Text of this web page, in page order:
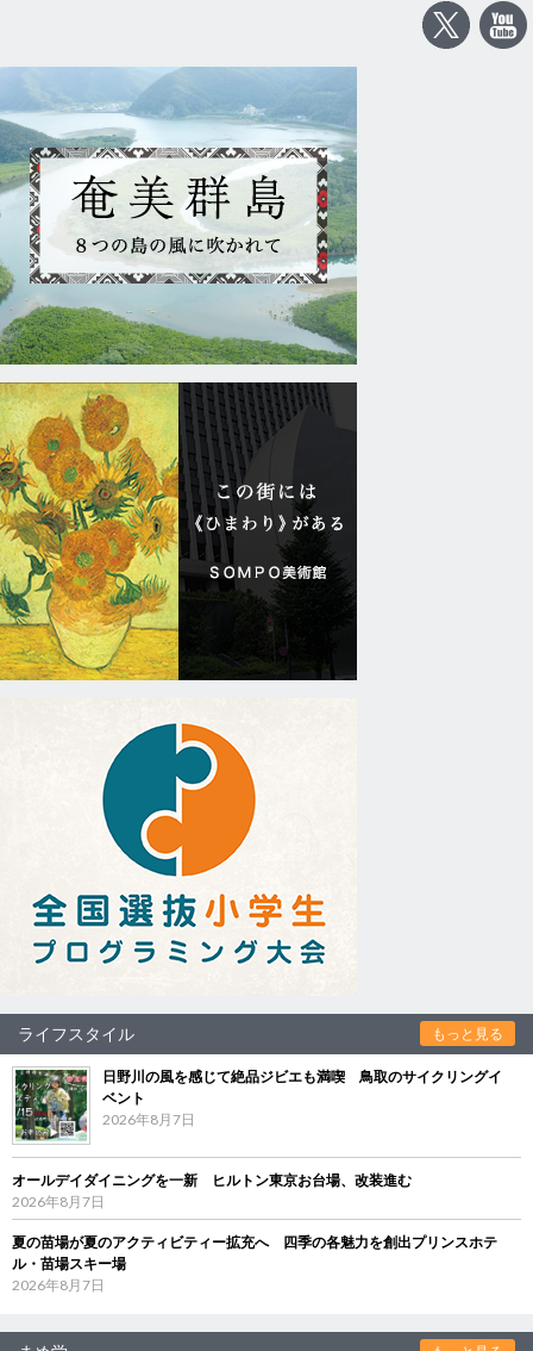
ライフスタイル もっと見る
日野川の風を感じて絶品ジビエも満喫 鳥取のサイクリングイ
ベント
2026年8月7日
オールデイダイニングを一新 ヒルトン東京お台場、改装進む
2026年8月7日
夏の苗場が夏のアクティビティー拡充へ 四季の各魅力を創出プリンスホテ
ル・苗場スキー場
2026年8月7日